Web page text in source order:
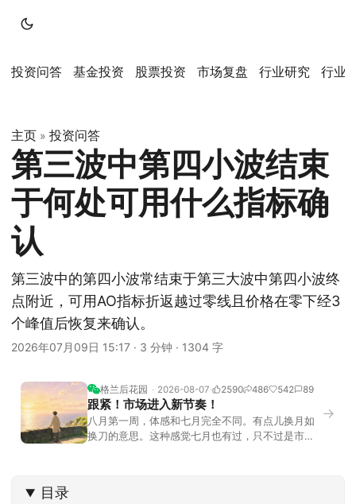
投资问答 基金投资 股票投资 市场复盘 行业研究 行业
主页 » 投资问答
第三波中第四小波结束
于何处可用什么指标确
认
第三波中的第四小波常结束于第三大波中第四小波终
点附近，可用AO指标折返越过零线且价格在零下经3
个峰值后恢复来确认。
2026年07月09日 15:17 · 3 分钟 · 1304 字
格兰后花园 2026-08-07 2590 486 542 89
跟紧！市场进入新节奏！
八月第一周，体感和七月完全不同。有点儿换月如
换刀的意思。这种感觉七月也有过，只不过是市场
→
目录